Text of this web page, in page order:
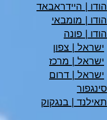
הודו | היידראבאד
הודו | מומבאי
הודו | פונה
ישראל | צפון
ישראל | מרכז
ישראל | דרום
סינגפור
תאילנד | בנגקוק